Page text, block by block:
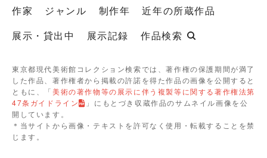
作家 ジャンル 制作年
近年の所蔵作品
展示・貸出中
展示記録 作品検索
東京都現代美術館コレクション検索では、著作権の保護期間が満了
した作品、著作権者から掲載の許諾を得た作品の画像を公開すると
ともに、「美術の著作物等の展示に伴う複製等に関する著作権法第
47条ガイドライン
」にもとづき収蔵作品のサムネイル画像を公
開しています。
＊当サイトから画像・テキストを許可なく使用・転載することを禁
じます。